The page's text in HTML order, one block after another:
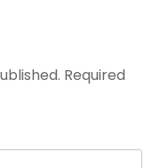
Required